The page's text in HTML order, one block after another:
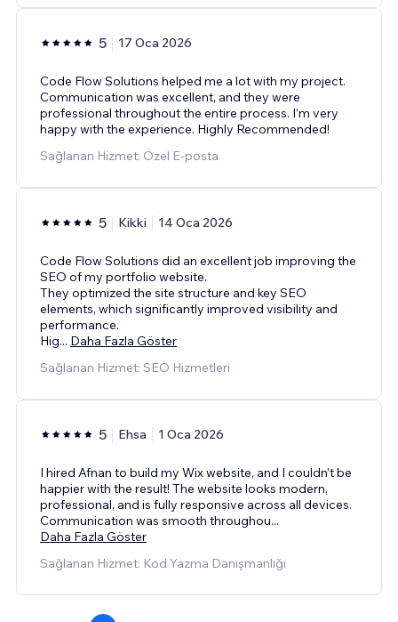
5 17 Oca 2026
Code Flow Solutions helped me a lot with my project.
Communication was excellent, and they were
professional throughout the entire process. I’m very
happy with the experience. Highly Recommended!
Sağlanan Hizmet: Özel E-posta
5 Kikki 14 Oca 2026
Code Flow Solutions did an excellent job improving the
SEO of my portfolio website.
They optimized the site structure and key SEO
elements, which significantly improved visibility and
performance.
Hig... Daha Fazla Göster
Sağlanan Hizmet: SEO Hizmetleri
5 Ehsa 1 Oca 2026
I hired Afnan to build my Wix website, and I couldn’t be
happier with the result! The website looks modern,
professional, and is fully responsive across all devices.
Communication was smooth throughou...
Daha Fazla Göster
Sağlanan Hizmet: Kod Yazma Danışmanlığı